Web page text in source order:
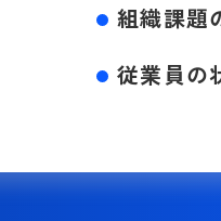
組織課題
従業員の